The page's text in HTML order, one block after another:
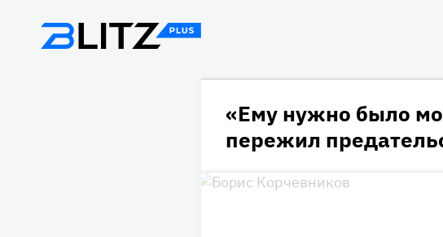
«Ему нужно было
пережил